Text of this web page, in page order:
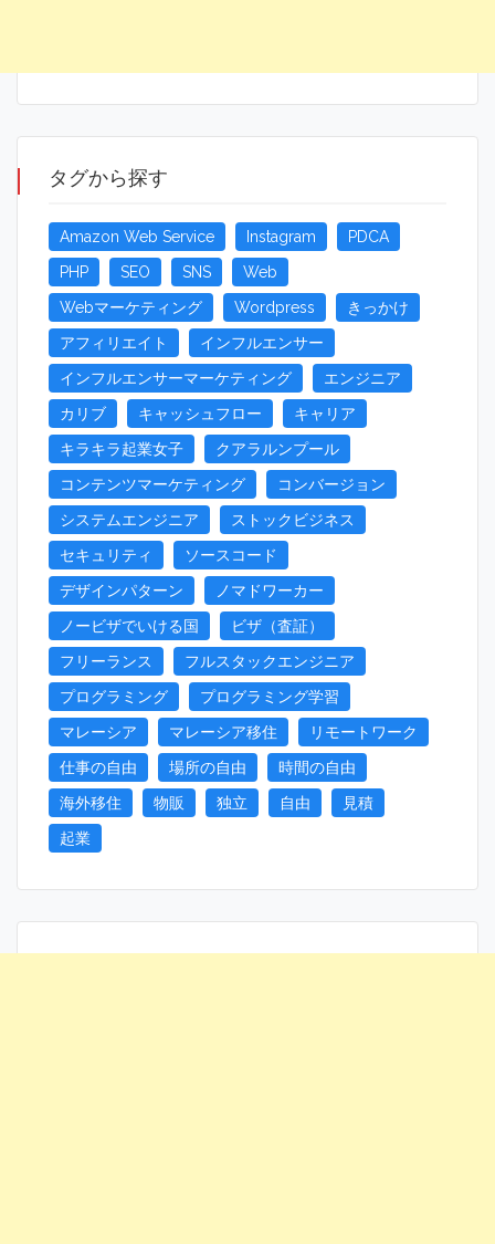
タグから探す
Amazon Web Service Instagram
PDCA
PHP
SEO SNS
Web
Webマーケティング
Wordpress
きっかけ
アフィリエイト
インフルエンサー
インフルエンサーマーケティング
エンジニア
カリブ
キャッシュフロー
キャリア
キラキラ起業女子
クアラルンプール
コンテンツマーケティング
コンバージョン
システムエンジニア
ストックビジネス
セキュリティ
ソースコード
デザインパターン
ノマドワーカー
ノービザでいける国
ビザ（査証）
フリーランス
フルスタックエンジニア
プログラミング
プログラミング学習
マレーシア
マレーシア移住
リモートワーク
仕事の自由
場所の自由
時間の自由
海外移住
物販 独立 自由
見積
起業